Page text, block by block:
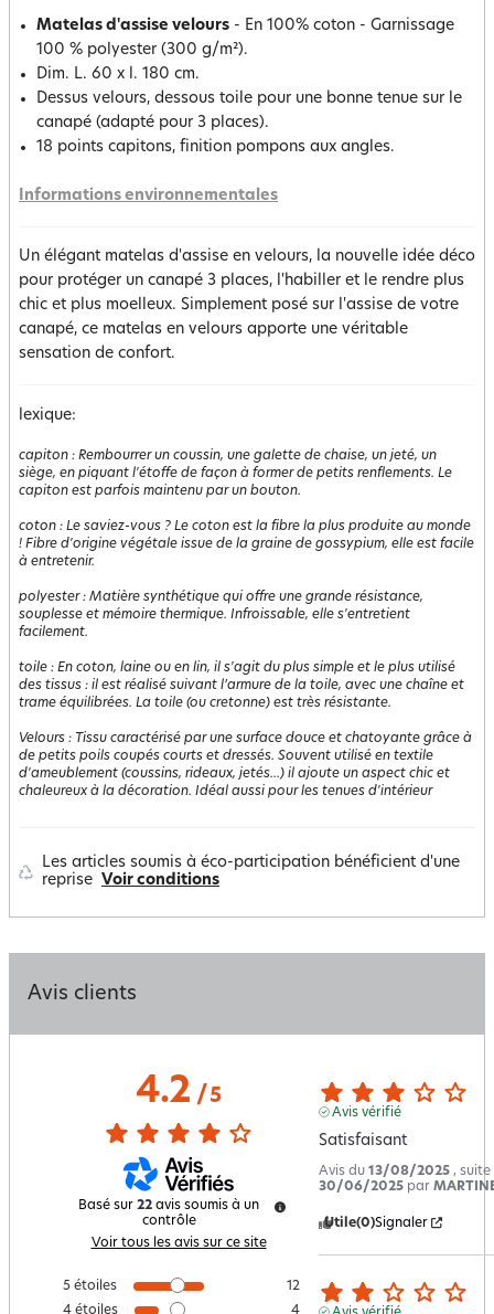
Matelas d'assise velours - En 100% coton - Garnissage
100 % polyester (300 g/m²).
Dim. L. 60 x l. 180 cm.
Dessus velours, dessous toile pour une bonne tenue sur le
canapé (adapté pour 3 places).
18 points capitons, finition pompons aux angles.
Informations environnementales
Un élégant matelas d'assise en velours, la nouvelle idée déco
pour protéger un canapé 3 places, l'habiller et le rendre plus
chic et plus moelleux. Simplement posé sur l'assise de votre
canapé, ce matelas en velours apporte une véritable
sensation de confort.
lexique:
capiton : Rembourrer un coussin, une galette de chaise, un jeté, un
siège, en piquant l'étoffe de façon à former de petits renflements. Le
capiton est parfois maintenu par un bouton.
coton : Le saviez-vous ? Le coton est la fibre la plus produite au monde
! Fibre d'origine végétale issue de la graine de gossypium, elle est facile
à entretenir.
polyester: Matière synthétique qui offre une grande résistance,
souplesse et mémoire thermique. Infroissable, elle s'entretient
facilement.
toile : En coton, laine ou en lin, il s'agit du plus simple et le plus utilisé
des tissus : il est réalisé suivant l’armure de la toile, avec une chaîne et
trame équilibrées. La toile (ou cretonne) est très résistante.
Velours : Tissu caractérisé par une surface douce et chatoyante grâce à
de petits poils coupés courts et dressés. Souvent utilisé en textile
d'ameublement (coussins, rideaux, jetés...) il ajoute un aspect chic et
chaleureux à la décoration. Idéal aussi pour les tenues d'intérieur
Les articles soumis à éco-participation bénéficient d'une
reprise Voir conditions
Avis clients
4.2/ 5
Basé sur 22 avis soumis à un
contrôle
Voir tous les avis sur ce site
5 étoiles
12
4 étoiles 4
Avis vérifié
Satisfaisant
Avis du 13/08/2025 , suite
30/06/2025 par
Utile(0)Signaler